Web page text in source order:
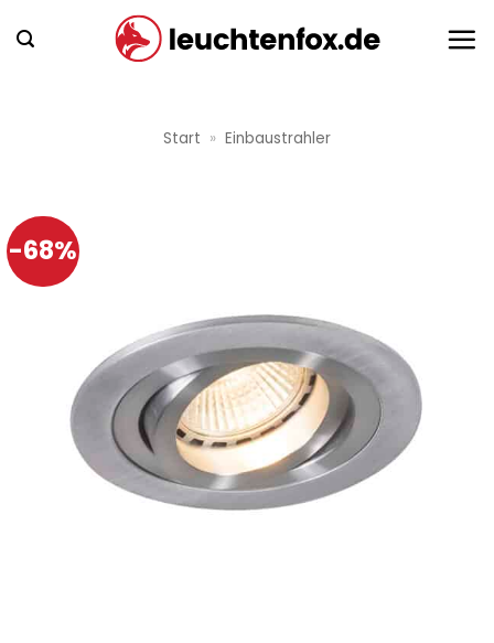
Inhalt
Start » Einbaustrahler
-68%